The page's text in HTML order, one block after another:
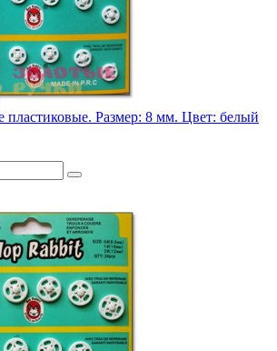
Размер: 8 мм. Цвет: белый